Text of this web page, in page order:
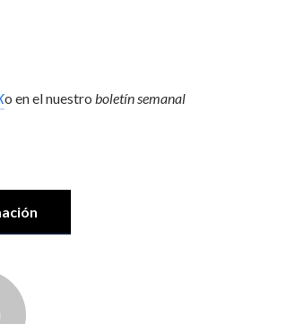
o en el nuestro boletín semanal